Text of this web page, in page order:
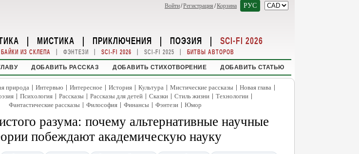
Войти/Регистрация /Корзина РУС
| МИСТИКА | ПРИКЛЮЧЕНИЯ | ПОЭЗИЯ | SCI-FI 2026
БАЙКИ ИЗ СКЛЕПА | ФЭНТЕЗИ | SCI-FI 2026 | SCI-FI 2025 | БИТВЫ АВТОРОВ
ДОБАВИТЬ РАССКАЗ ДОБАВИТЬ СТИХОТВОРЕНИЕ ДОБАВИТЬ СТАТЬЮ
природа | Интервью | Интересное | История | Культура | Мистические рассказы | Новая глава |
| Психология | Рассказы | Рассказы для детей | Сказки | Стиль жизни | Технологии |
Фантастические рассказы | Философия | Финансы | Фэнтези | Юмор
разума: почему альтернативные научные
побеждают академическую науку